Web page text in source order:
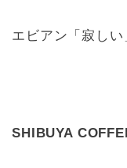
エビアン「寂しい
SHIBUYA